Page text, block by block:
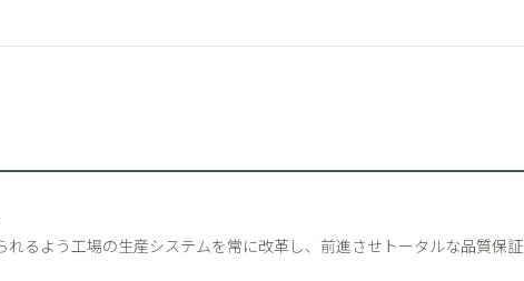
るよう工場の生産システムを常に改革し、前進させトータルな品質保証